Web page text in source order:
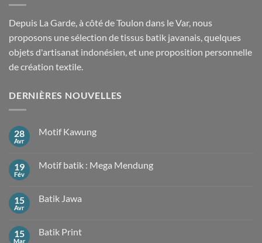
Depuis La Garde, à côté de Toulon dans le Var, nous
proposons une sélection de tissus batik javanais, quelques
objets d'artisanat indonésien, et une proposition personnelle
de création textile.
DERNIÈRES NOUVELLES
28
Avr
Motif Kawung
Motif
19
Fév
Motif batik : Mega Mendung
Motif
Mendung
15
Avr
Batik Jawa
Batik
15
Mar
Batik Print